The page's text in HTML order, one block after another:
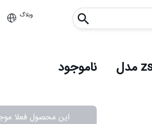
وبلاگ
ناموجود
سرشیر تصفیه کننده آب خانگی zsw – 010 A مدل
این محصول فعلا